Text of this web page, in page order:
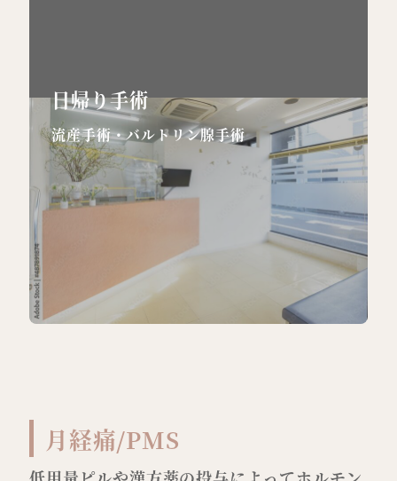
日帰り手術
流産手術・バルトリン腺手術
月経痛/PMS